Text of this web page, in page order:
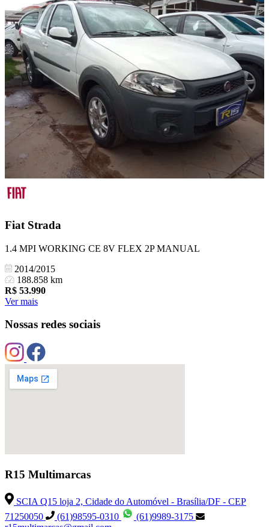
Fiat Strada
1.4 MPI WORKING CE 8V FLEX 2P MANUAL
2014/2015
188.858 km
R$ 53.990
Ver mais
Nossas redes sociais
R15 Multimarcas
SCIA Q15 loja 2, Cidade do Automóvel - Brasília/DF - CEP
71250050
(61)98595-0310
(61)9989-3175